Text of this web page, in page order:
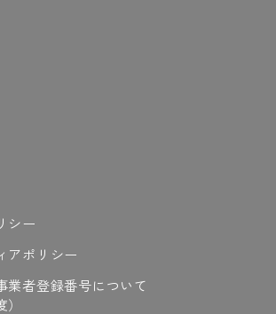
シー
アポリシー
業者登録番号について